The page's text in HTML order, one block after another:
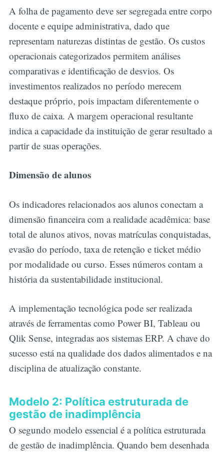
A folha de pagamento deve ser segregada entre corpo
docente e equipe administrativa, dado que
representam naturezas distintas de gestão. Os custos
operacionais categorizados permitem análises
comparativas e identificação de desvios. Os
investimentos realizados no período merecem
destaque próprio, pois impactam diferentemente o
fluxo de caixa. A margem operacional resultante
indica a capacidade da instituição de gerar resultado a
partir de suas operações.
Dimensão de alunos
Os indicadores relacionados aos alunos conectam a
dimensão financeira com a realidade acadêmica: base
total de alunos ativos, novas matrículas conquistadas,
evasão do período, taxa de retenção e ticket médio
por modalidade ou curso. Esses números contam a
história da sustentabilidade institucional.
A implementação tecnológica pode ser realizada
através de ferramentas como Power BI, Tableau ou
Qlik Sense, integradas aos sistemas ERP. A chave do
sucesso está na qualidade dos dados alimentados e na
disciplina de atualização constante.
Modelo 2: Política estruturada de
gestão de inadimplência
O segundo modelo essencial é a política estruturada
de gestão de inadimplência. Quando bem desenhada